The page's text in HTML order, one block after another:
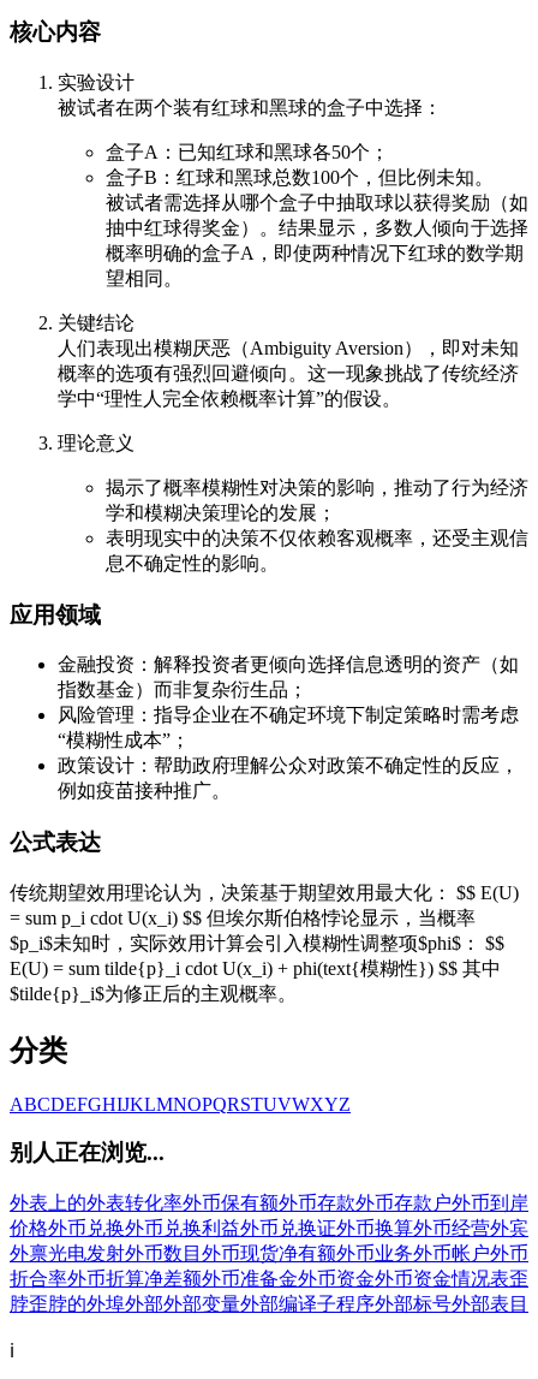
核心内容
实验设计
被试者在两个装有红球和黑球的盒子中选择：
盒子A：已知红球和黑球各50个；
盒子B：红球和黑球总数100个，但比例未知。
被试者需选择从哪个盒子中抽取球以获得奖励（如
抽中红球得奖金）。结果显示，多数人倾向于选择
概率明确的盒子A，即使两种情况下红球的数学期
望相同。
关键结论
人们表现出模糊厌恶（Ambiguity Aversion），即对未知
概率的选项有强烈回避倾向。这一现象挑战了传统经济
学中“理性人完全依赖概率计算”的假设。
理论意义
揭示了概率模糊性对决策的影响，推动了行为经济
学和模糊决策理论的发展；
表明现实中的决策不仅依赖客观概率，还受主观信
息不确定性的影响。
应用领域
金融投资：解释投资者更倾向选择信息透明的资产（如
指数基金）而非复杂衍生品；
风险管理：指导企业在不确定环境下制定策略时需考虑
“模糊性成本”；
政策设计：帮助政府理解公众对政策不确定性的反应，
例如疫苗接种推广。
公式表达
传统期望效用理论认为，决策基于期望效用最大化： $$ E(U)
= sum p_i cdot U(x_i) $$ 但埃尔斯伯格悖论显示，当概率
$p_i$未知时，实际效用计算会引入模糊性调整项$phi$： $$
E(U) = sum tilde{p}_i cdot U(x_i) + phi(text{模糊性}) $$ 其中
$tilde{p}_i$为修正后的主观概率。
分类
ABCDEFGHIJKLMNOPQRSTUVWXYZ
别人正在浏览...
外表上的外表转化率外币保有额外币存款外币存款户外币到岸
价格外币兑换外币兑换利益外币兑换证外币换算外币经营外宾
外禀光电发射外币数目 外币现货净有额外币业务外币帐户外币
折合率外币折算净差额外币准备金外币资金外币资金情况表歪
脖歪脖的外埠外部外部变量外部编译子程序外部标号外部表目
ℹ️